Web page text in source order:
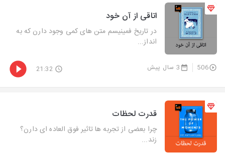
اتاقی از آن خود
در تاریخ فمینیسم متن های کمی وجود دارن که به
انداز...
506 3 سال پیش 21:32
قدرت لحظات
چرا بعضی از تجربه ها تاثیر فوق العاده ای دارن؟
زند...